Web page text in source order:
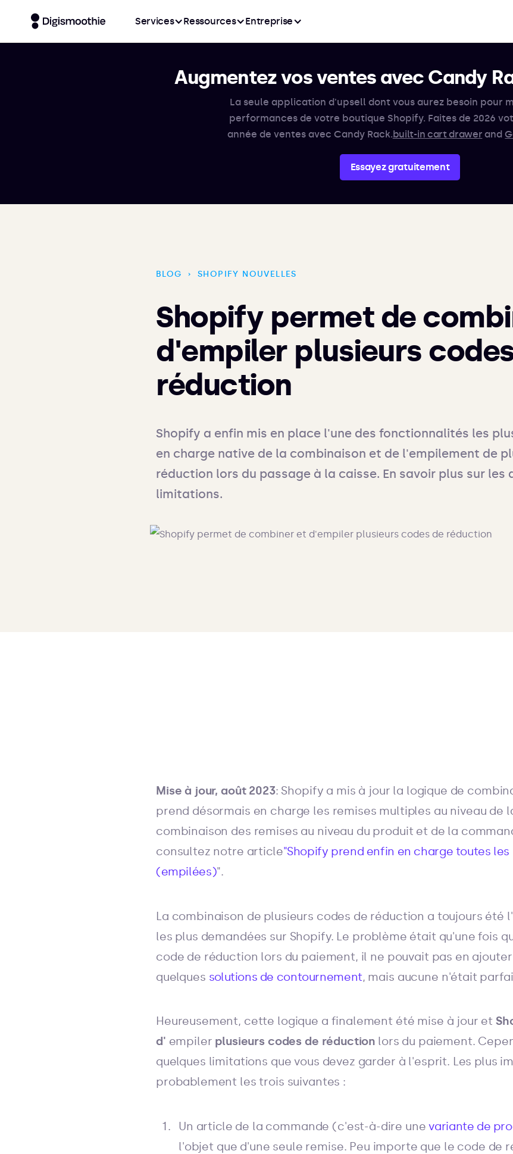
Services Ressources Entreprise
Augmentez vos ventes avec Candy
La seule application d'upsell dont vous aurez besoin pour
performances de votre boutique Shopify. Faites de 2026
année de ventes avec Candy Rack.built-in cart drawer and
Essayez gratuitement
BLOG › SHOPIFY NOUVELLES
Shopify permet de
d'empiler plusieurs
réduction
Shopify a enfin mis en place l'une des fonctionnalités les
en charge native de la combinaison et de l'empilement de
réduction lors du passage à la caisse. En savoir plus sur les
limitations.
Mise à jour, août 2023: Shopify a mis à jour la logique de
prend désormais en charge les remises multiples au niveau de
combinaison des remises au niveau du produit et de la
consultez notre article"Shopify prend enfin en charge toutes
(empilées)".
La combinaison de plusieurs codes de réduction a toujours été
les plus demandées sur Shopify. Le problème était qu'une fois
code de réduction lors du paiement, il ne pouvait pas en
quelques solutions de contournement, mais aucune n'était
Heureusement, cette logique a finalement été mise à jour et
d' empiler plusieurs codes de réduction lors du paiement.
quelques limitations que vous devez garder à l'esprit. Les plus
probablement les trois suivantes :
Un article de la commande (c'est-à-dire unevariante de
l'objet que d'une seule remise. Peu importe que le code de